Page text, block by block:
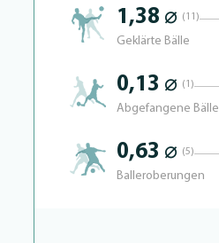
1,38 ⌀ (11)
Geklärte Bälle
0,13 ⌀ (1)
Abgefangene Bälle
0,63 ⌀ (5)
Balleroberungen